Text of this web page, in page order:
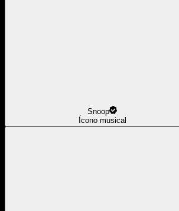
Snoop
Ícono musical